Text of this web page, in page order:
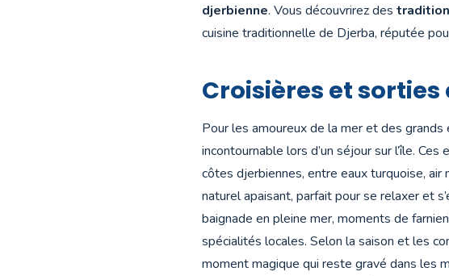
djerbienne. Vous découvrirez des
cuisine traditionnelle de Djerba, réputée
Croisières et
Pour les amoureux de la mer et des grands
incontournable lors d’un séjour sur l’île.
côtes djerbiennes, entre eaux turquoise, air
naturel apaisant, parfait pour se relaxer et
baignade en pleine mer, moments de
spécialités locales. Selon la saison et les
moment magique qui reste gravé dans les